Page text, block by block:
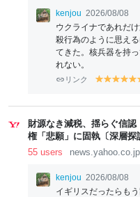
kenjou 2026/08/08
ウクライナであれだ
殺行為のように思え
てきた。核兵器を持
れない。
リンク
y
lo
w
y
lo
w
y
lo
w
y
lo
w
lo
w
財源なき減税、揺らぐ信
権「悲願」に固執〔深層
55 users
news.yahoo.co.jp
kenjou 2026/08/08
イギリスだったらも